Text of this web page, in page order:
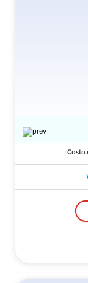
Costo